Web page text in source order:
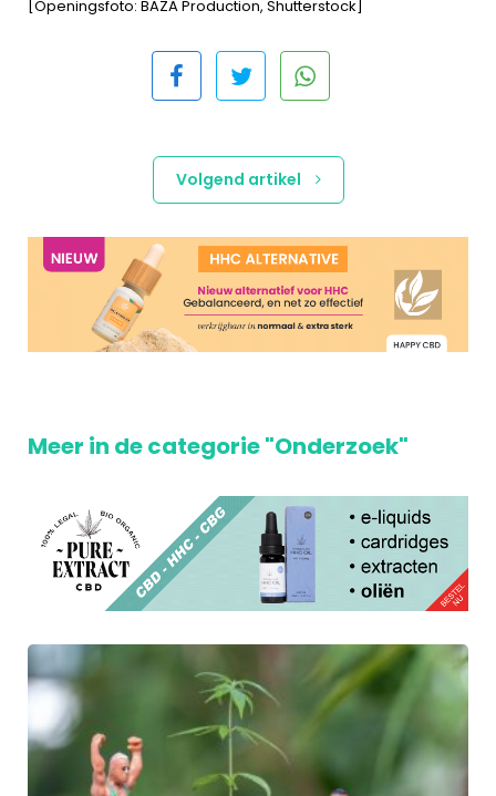
[Openingsfoto: BAZA Production, Shutterstock]
Volgend artikel
Meer in de categorie "Onderzoek"